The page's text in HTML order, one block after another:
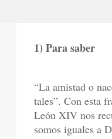
1) Para saber
“La amistad o
tales”. Con esta
León XIV nos
somos iguales a